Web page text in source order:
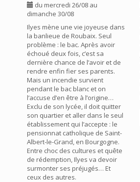
du mercredi 26/08 au
dimanche 30/08
Ilyes mène une vie joyeuse dans
la banlieue de Roubaix. Seul
problème : le bac. Après avoir
échoué deux fois, c’est sa
dernière chance de l’avoir et de
rendre enfin fier ses parents.
Mais un incendie survient
pendant le bac blanc et on
l’accuse d’en être à l’origine…
Exclu de son lycée, il doit quitter
son quartier et aller dans le seul
établissement qui l’accepte : le
pensionnat catholique de Saint-
Albert-le-Grand, en Bourgogne.
Entre choc des cultures et quête
de rédemption, Ilyes va devoir
surmonter ses préjugés… Et
ceux des autres.